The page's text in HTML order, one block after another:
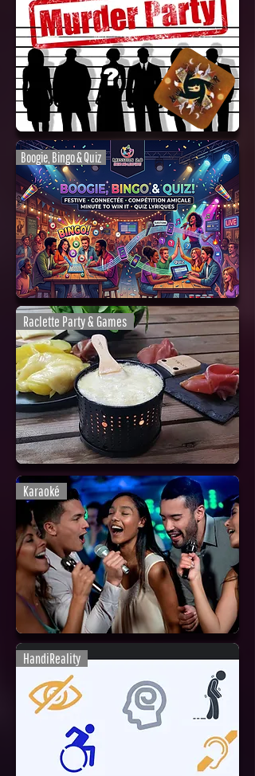
Boogie, Bingo & Quiz
Raclette Party & Games
Karaoké
HandiReality